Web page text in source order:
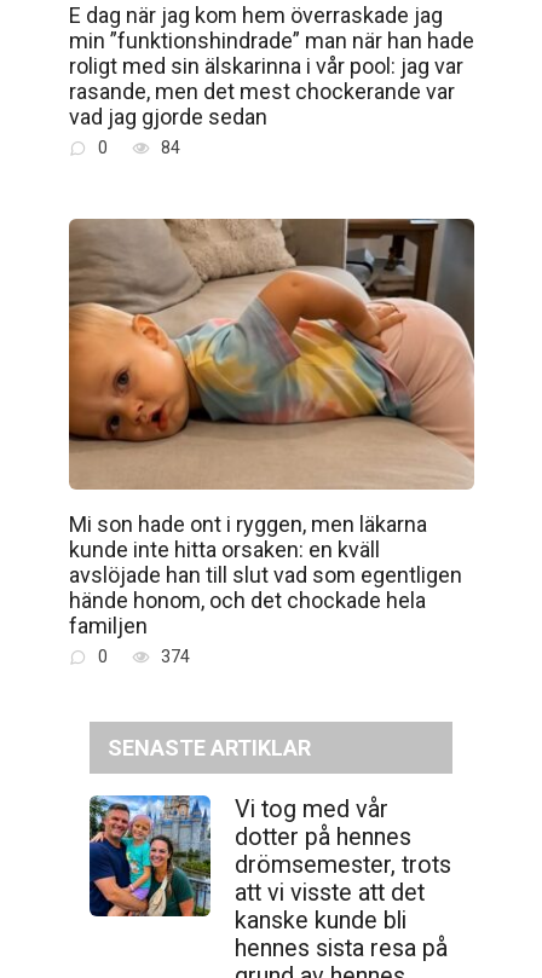
E dag när jag kom hem överraskade jag
min ”funktionshindrade” man när han hade
roligt med sin älskarinna i vår pool: jag var
rasande, men det mest chockerande var
vad jag gjorde sedan
0 84
Mi son hade ont i ryggen, men läkarna
kunde inte hitta orsaken: en kväll
avslöjade han till slut vad som egentligen
hände honom, och det chockade hela
familjen
0 374
SENASTE ARTIKLAR
Vi tog med vår
dotter på hennes
drömsemester, trots
att vi visste att det
kanske kunde bli
hennes sista resa på